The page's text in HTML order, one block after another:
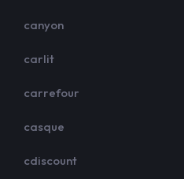
canyon
carlit
carrefour
casque
cdiscount